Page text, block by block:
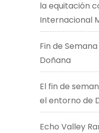
la equitación
Internacional
Fin de
Doñana
El fin de
el entorno de
Echo Valley